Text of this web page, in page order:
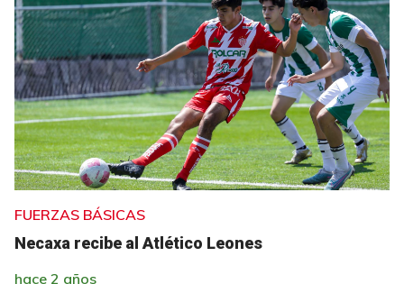
FUERZAS BÁSICAS
Necaxa recibe al Atlético Leones
hace 2 años